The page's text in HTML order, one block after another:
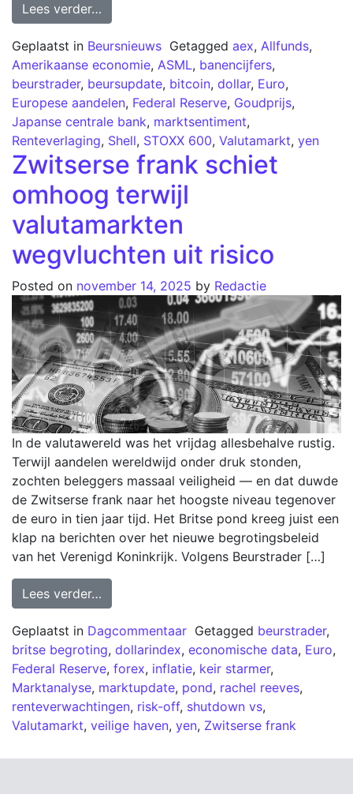
Lees verder…
Geplaatst in Beursnieuws Getagged aex, Allfunds,
Amerikaanse economie, ASML, banencijfers,
beurstrader, beursupdate, bitcoin, dollar, Euro,
Europese aandelen, Federal Reserve, Goudprijs,
Japanse centrale bank, marktsentiment,
Renteverlaging, Shell, STOXX 600, Valutamarkt, yen
Zwitserse frank schiet
omhoog terwijl
valutamarkten
wegvluchten uit risico
Posted on november 14, 2025 by Redactie
In de valutawereld was het vrijdag allesbehalve rustig.
Terwijl aandelen wereldwijd onder druk stonden,
zochten beleggers massaal veiligheid — en dat duwde
de Zwitserse frank naar het hoogste niveau tegenover
de euro in tien jaar tijd. Het Britse pond kreeg juist een
klap na berichten over het nieuwe begrotingsbeleid
van het Verenigd Koninkrijk. Volgens Beurstrader […]
Lees verder…
Geplaatst in Dagcommentaar Getagged beurstrader,
britse begroting, dollarindex, economische data, Euro,
Federal Reserve, forex, inflatie, keir starmer,
Marktanalyse, marktupdate, pond, rachel reeves,
renteverwachtingen, risk-off, shutdown vs,
Valutamarkt, veilige haven, yen, Zwitserse frank